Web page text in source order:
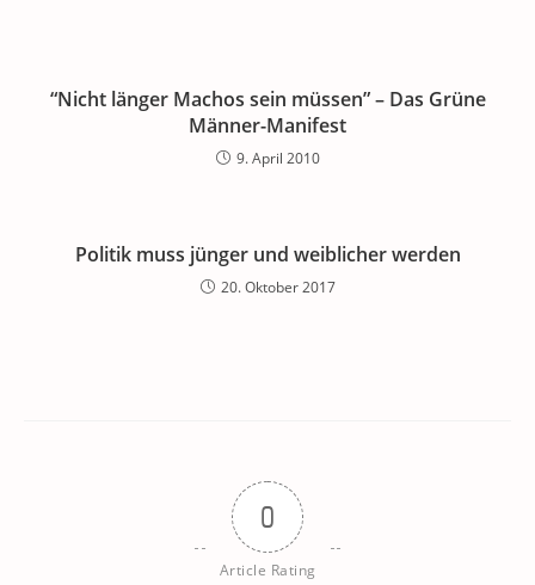
“Nicht länger Machos sein müssen” – Das Grüne
Männer-Manifest
9. April 2010
Politik muss jünger und weiblicher werden
20. Oktober 2017
0
Article Rating